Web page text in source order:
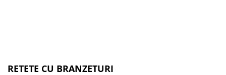
RETETE CU BRANZETURI